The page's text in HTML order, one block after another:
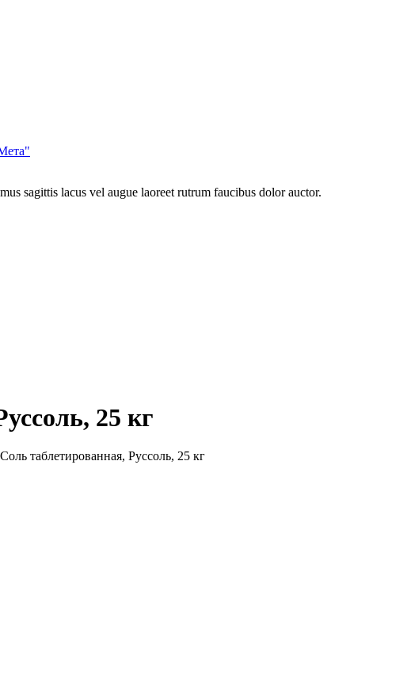
sagittis lacus vel augue laoreet rutrum faucibus dolor auctor.
25 кг
Соль таблетированная, Руссоль, 25 кг